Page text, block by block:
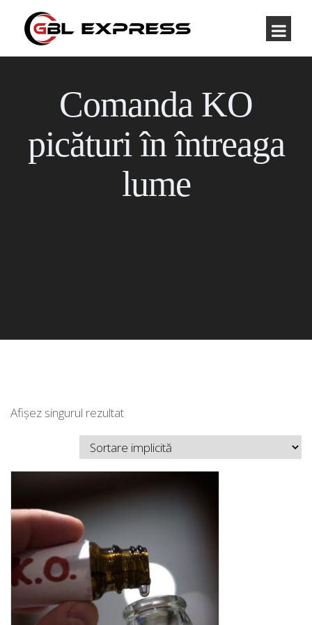
Comanda KO
picături în întreaga
lume
Afișez singurul rezultat